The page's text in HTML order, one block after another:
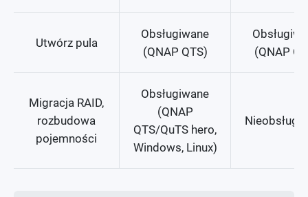
Utwórz pula
Obsługiwane
(QNAP QTS)
(QNAP
Migracja RAID,
rozbudowa
pojemności
Obsługiwane
(QNAP
QTS/QuTS hero,
Windows, Linux)